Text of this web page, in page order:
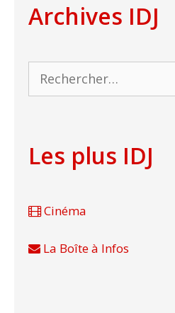
Archives IDJ
Rechercher :
Les plus IDJ
Cinéma
La Boîte à Infos